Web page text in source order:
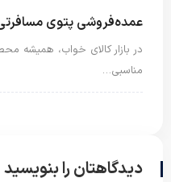
عمده‌فروشی پتوی مسافرتی
در بازار کالای خواب، همیشه
مناسبی…
دیدگاهتان را بنویسید